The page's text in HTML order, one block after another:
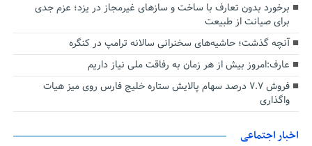
برخورد بدون تعارف با ساخت‌ و سازهای غیرمجاز در یزد؛ عزم جدی
برای صیانت از طبیعت
آنچه گذشت؛ حاشیه‌های سخنرانی سالانه ترامپ در کنگره
عارف:امروز بیش از هر زمان به رفاقت ملی نیاز داریم
فروش ۷.۷ درصد سهام پالایش ستاره خلیج فارس روی میز هیات
واگذاری
اخبار اجتماعی